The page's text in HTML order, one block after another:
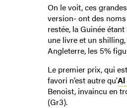
On le voit, ces
version- ont des
restée, la Guinée
une livre et un
Angleterre, les 5%
Le premier prix, qui
favori n’est autre qu'Al
Benoist, invaincu en
(Gr3).